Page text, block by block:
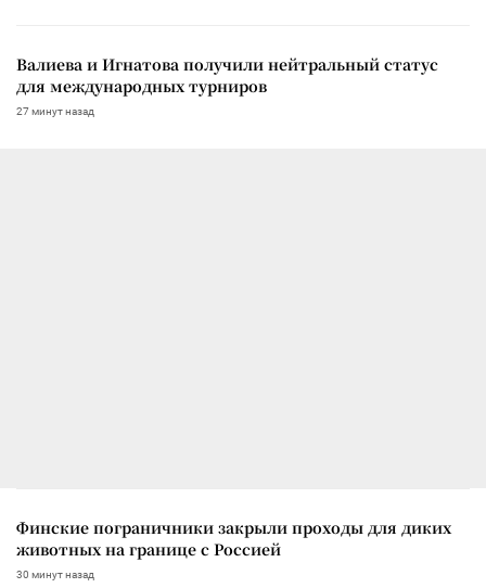
Валиева и Игнатова получили нейтральный статус
для международных турниров
27 минут назад
Финские пограничники закрыли проходы для диких
животных на границе с Россией
30 минут назад